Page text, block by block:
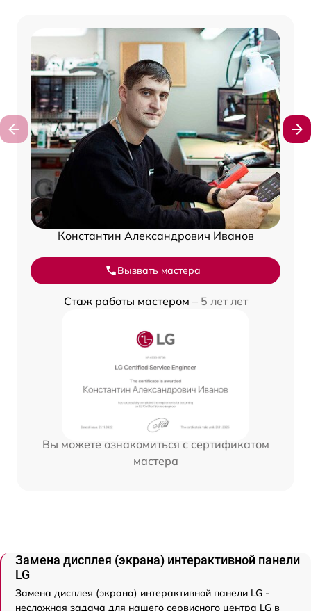
Константин Александрович Иванов
Вызвать мастера
Стаж работы мастером – 5 лет лет
Вы можете ознакомиться с сертификатом
мастера
Замена дисплея (экрана) интерактивной панели
LG
Замена дисплея (экрана) интерактивной панели LG -
несложная задача для нашего сервисного центра LG в